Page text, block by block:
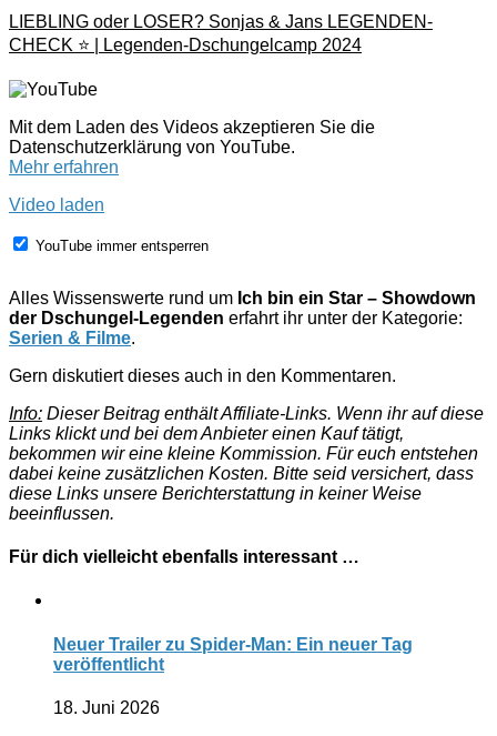
LIEBLING oder LOSER? Sonjas & Jans LEGENDEN-
CHECK ⭐ | Legenden-Dschungelcamp 2024
Mit dem Laden des Videos akzeptieren Sie die
Datenschutzerklärung von YouTube.
Mehr erfahren
Video laden
YouTube immer entsperren
Alles Wissenswerte rund um Ich bin ein Star – Showdown
der Dschungel-Legenden erfahrt ihr unter der Kategorie:
Serien & Filme.
Gern diskutiert dieses auch in den Kommentaren.
Info: Dieser Beitrag enthält Affiliate-Links. Wenn ihr auf diese
Links klickt und bei dem Anbieter einen Kauf tätigt,
bekommen wir eine kleine Kommission. Für euch entstehen
dabei keine zusätzlichen Kosten. Bitte seid versichert, dass
diese Links unsere Berichterstattung in keiner Weise
beeinflussen.
Für dich vielleicht ebenfalls interessant …
Neuer Trailer zu Spider-Man: Ein neuer Tag
veröffentlicht
18. Juni 2026